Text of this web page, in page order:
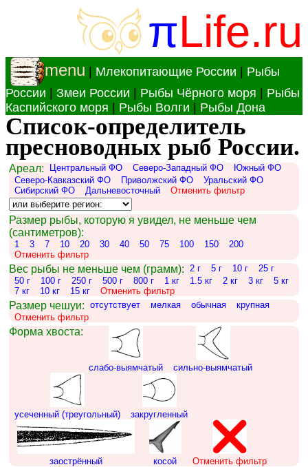
πLife.ru
menu Млекопитающие России
Рыбы
России
Змеи России Рыбы Чёрного моря
Рыбы
Каспийского моря
Рыбы Волги Рыбы Дона
Список-определитель
пресноводных рыб России.
Ареал: Центральный ФО Северо-Западный ФО
Южный ФО
Северо-Кавказский ФО
Приволжский ФО
Уральский ФО
Сибирский ФО
Дальневосточный Отменить фильтр
Размер рыбы, которую я увидел, не меньше чем
(сантиметров):
1 3 7 10 20 30 40 50 75 100 150
200
Отменить фильтр
Вес рыбы не меньше чем (грамм): 2 г 5 г 10 г
25 г
50 г
100 г 250 г 500 г 800 г 1 кг 1.5 кг 2 кг 3 кг
5 кг
7 кг
10 кг 15 кг Отменить фильтр
Размер чешуи: отсутствует мелкая обычная
крупная
Отменить фильтр
Форма хвоста:
слабо-выямчатый сильно-выямчатый
усеченный (треугольный) закругленный
заострённый косой Отменить фильтр